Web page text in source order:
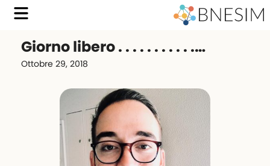
Giorno libero . . . . . . . . . . .…
Ottobre 29, 2018